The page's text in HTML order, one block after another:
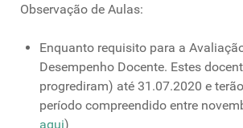
Observação de Aulas:
Enquanto requisito para a
Desempenho Docente. Estes
progrediram) até 31.07.2020 e
período compreendido entre
aqui)